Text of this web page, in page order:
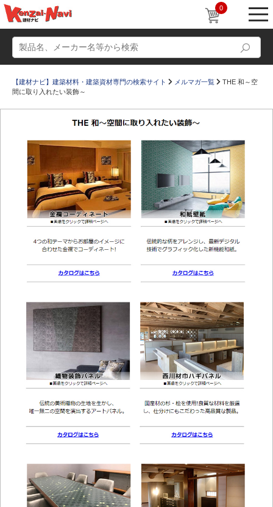
0
動画 ショールーム
かたなび コラム
すまいリング 設計士インタビュー
Q＆A 販売・施工代理店募集
お気に入り
【建材ナビ】建築材料・建築資材専門の検索サイト メルマガ一覧
THE 和～空
間に取り入れたい装飾～